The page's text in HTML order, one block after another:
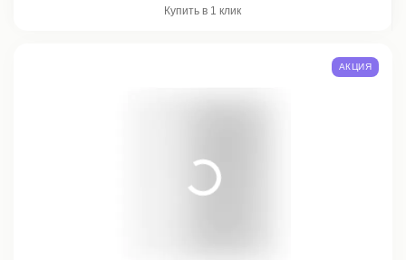
Купить в 1 клик
АКЦИЯ